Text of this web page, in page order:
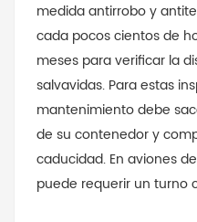
medida antirrobo y
cada pocos cientos de
meses para verificar la
salvavidas. Para estas
mantenimiento debe
de su contenedor y
caducidad. En aviones
puede requerir un turno